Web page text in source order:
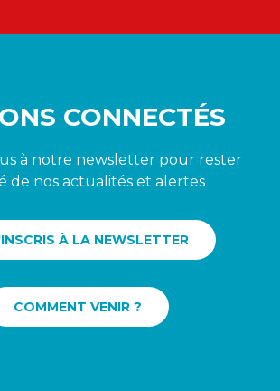
CONNECTÉS
à notre newsletter pour rester
de nos actualités et alertes
À LA NEWSLETTER
COMMENT VENIR ?